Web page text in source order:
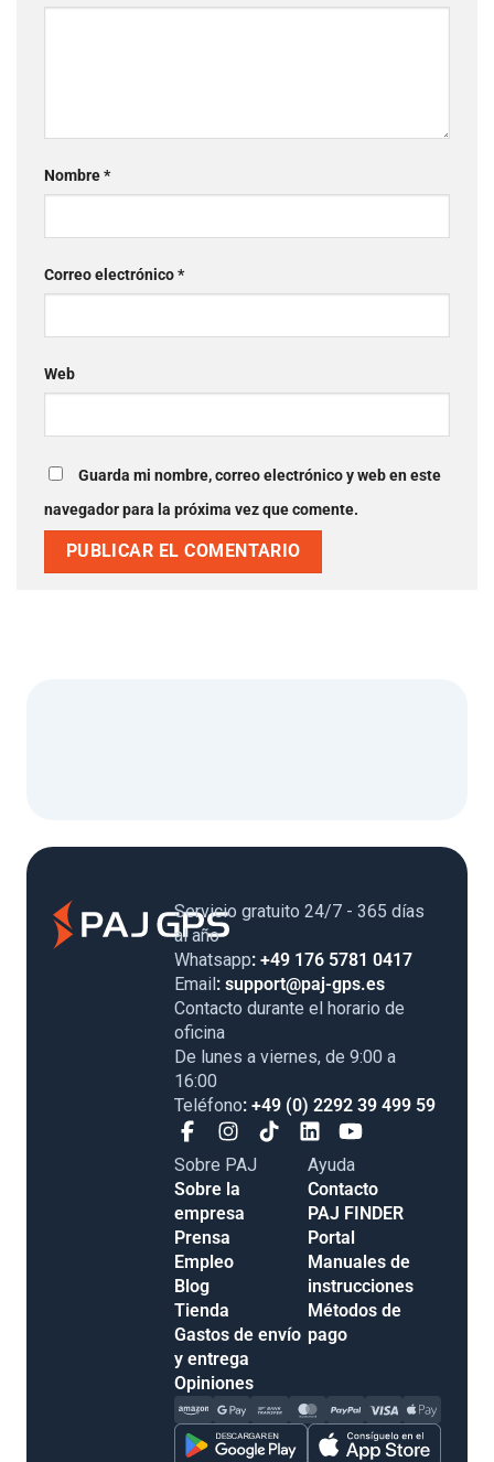
Nombre*
Correo electrónico*
Web
Guarda mi nombre, correo electrónico y web en este
navegador para la próxima vez que comente.
Servicio gratuito 24/7 - 365 días
al año
Whatsapp: +49 176 5781 0417
Email: support@paj-gps.es
Contacto durante el horario de
oficina
De lunes a viernes, de 9:00 a
16:00
Teléfono: +49 (0) 2292 39 499 59
Sobre PAJ
Sobre la
empresa
Prensa
Empleo
Blog
Tienda
Gastos de envío
y entrega
Opiniones
Ayuda
Contacto
PAJ FINDER
Portal
Manuales de
instrucciones
Métodos de
pago